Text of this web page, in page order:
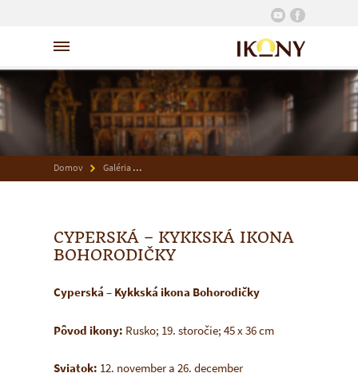
Domov Galéria
CYPERSKÁ – KYKKSKÁ IKONA
BOHORODIČKY
Cyperská – Kykkská ikona Bohorodičky
Pôvod ikony: Rusko; 19. storočie; 45 x 36 cm
Sviatok: 12. november a 26. december